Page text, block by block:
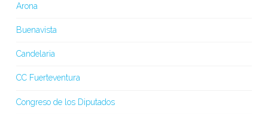
Arona
Buenavista
Candelaria
CC Fuerteventura
Congreso de los Diputados